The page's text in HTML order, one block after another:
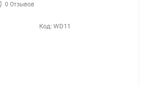
0 Отзывов
Код: WD11